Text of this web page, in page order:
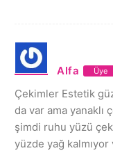
Alfa Üye
Çekimler Estetik
da var ama
şimdi ruhu yüzü
yüzde yağ